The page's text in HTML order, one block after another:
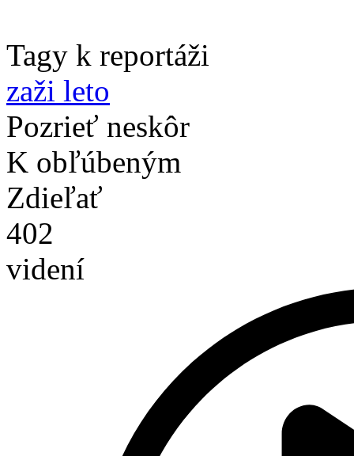
Tagy k reportáži
zaži leto
Pozrieť neskôr
K obľúbeným
Zdieľať
402
videní